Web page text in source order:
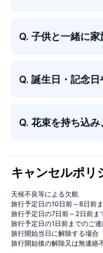
Q. 子供と一緒に
Q. 誕生日・記念
Q. 花束を持ち込
キャンセルポリ
天候不良等による欠航
旅行予定日の10日前～8日前
旅行予定日の7日前～2日前ま
旅行予定日の1日前までのご
旅行開始当日に解除する場合
旅行開始後の解除又は無連絡